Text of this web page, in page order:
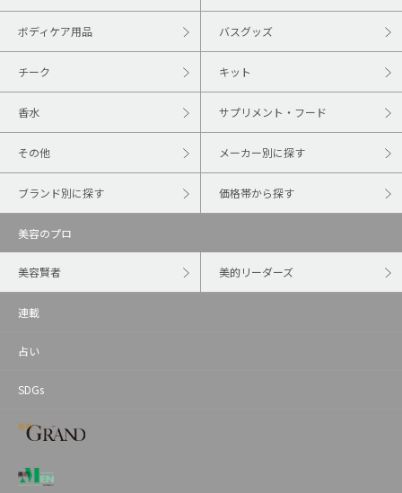
ボディケア用品 バスグッズ
チーク キット
香水 サプリメント・フード
その他 メーカー別に探す
ブランド別に探す 価格帯から探す
美容のプロ
美容賢者 美的リーダーズ
連載
占い
SDGs